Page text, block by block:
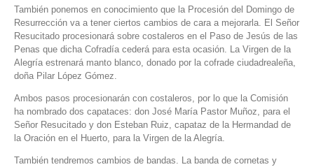
También ponemos en conocimiento que la Procesión del Domingo de
Resurrección va a tener ciertos cambios de cara a mejorarla. El Señor
Resucitado procesionará sobre costaleros en el Paso de Jesús de las
Penas que dicha Cofradía cederá para esta ocasión. La Virgen de la
Alegría estrenará manto blanco, donado por la cofrade ciudadrealeña,
doña Pilar López Gómez.
Ambos pasos procesionarán con costaleros, por lo que la Comisión
ha nombrado dos capataces: don José María Pastor Muñoz, para el
Señor Resucitado y don Esteban Ruiz, capataz de la Hermandad de
la Oración en el Huerto, para la Virgen de la Alegría.
También tendremos cambios de bandas. La banda de cornetas y